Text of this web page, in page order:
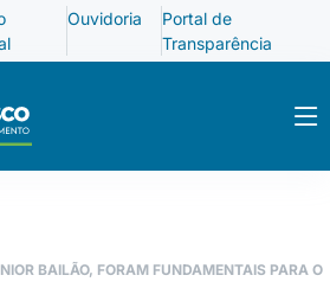
Ouvidoria
Portal de
Transparência
BAILÃO, FORAM FUNDAMENTAIS PARA O